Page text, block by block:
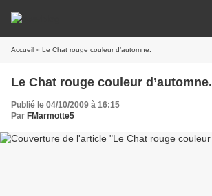
Accueil » Le Chat rouge couleur d’automne.
Le Chat rouge couleur d’automne.
Publié le 04/10/2009 à 16:15
Par FMarmotte5